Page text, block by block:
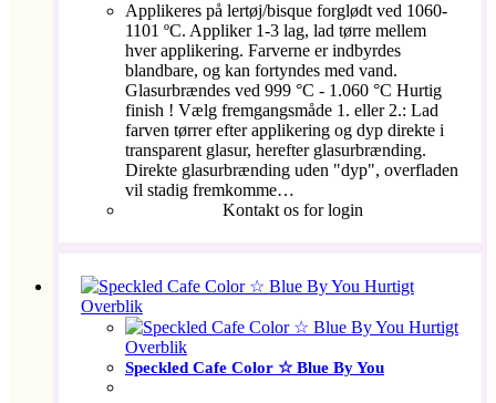
Applikeres på lertøj/bisque forglødt ved 1060-
1101 ºC. Appliker 1-3 lag, lad tørre mellem
hver applikering. Farverne er indbyrdes
blandbare, og kan fortyndes med vand.
Glasurbrændes ved 999 °C - 1.060 °C Hurtig
finish ! Vælg fremgangsmåde 1. eller 2.: Lad
farven tørrer efter applikering og dyp direkte i
transparent glasur, herefter glasurbrænding.
Direkte glasurbrænding uden "dyp", overfladen
vil stadig fremkomme…
Kontakt os for login
Hurtigt
Overblik
Hurtigt
Overblik
Speckled Cafe Color ☆ Blue By You